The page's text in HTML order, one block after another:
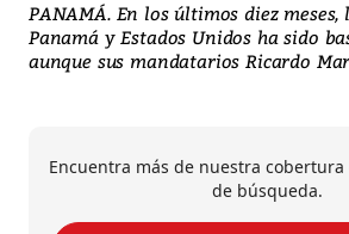
PANAMÁ. En los últimos diez
Panamá y Estados Unidos ha sido
aunque sus mandatarios Ricardo
Encuentra más de nuestra
de búsqueda.